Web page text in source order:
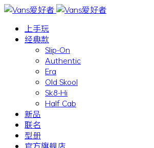
上手玩
经典款
Slip-On
Authentic
Era
Old Skool
Sk8-Hi
Half Cab
新品
联名
型册
官方旗舰店